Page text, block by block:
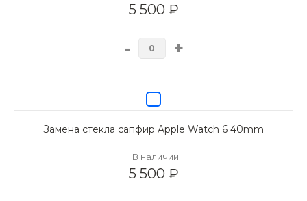
5 500 ₽
- +
Замена стекла сапфир Apple Watch 6 40mm
В наличии
5 500 ₽